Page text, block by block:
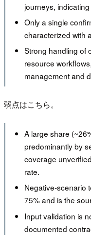
journeys,
Only a single
characterized with
Strong handling of
resource
management and
弱点はこちら。
A large share
predominantly by
coverage
rate.
Negative-scenario
75% and is the
Input validation is
documented